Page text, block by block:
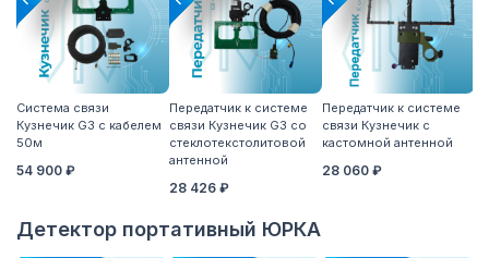
Система связи
Кузнечик G3 с кабелем
50м
54 900 ₽
Передатчик к системе
связи Кузнечик G3 со
стеклотекстолитовой
антенной
28 426 ₽
Передатчик к системе
связи Кузнечик с
кастомной антенной
28 060 ₽
Детектор портативный ЮРКА